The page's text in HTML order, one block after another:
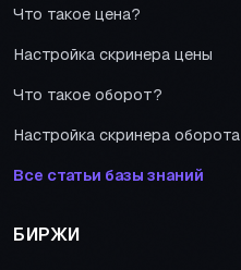
Что такое цена?
Настройка скринера цены
Что такое оборот?
Настройка скринера оборота
Все статьи базы знаний
БИРЖИ